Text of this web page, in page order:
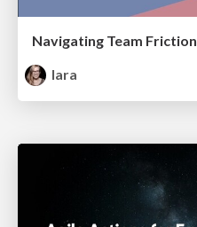
Navigating Team Friction
lara